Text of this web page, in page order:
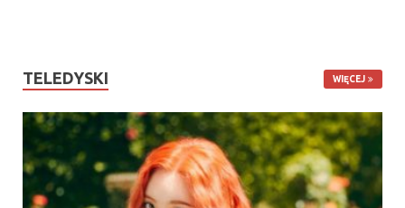
TELEDYSKI WIĘCEJ